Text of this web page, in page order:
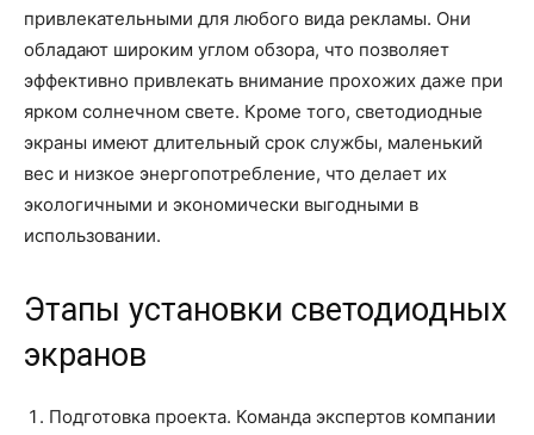
привлекательными для любого вида рекламы. Они
обладают широким углом обзора, что позволяет
эффективно привлекать внимание прохожих даже при
ярком солнечном свете. Кроме того, светодиодные
экраны имеют длительный срок службы, маленький
вес и низкое энергопотребление, что делает их
экологичными и экономически выгодными в
использовании.
Этапы установки светодиодных
экранов
Подготовка проекта. Команда экспертов компании